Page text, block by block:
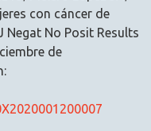
con cáncer de
No Posit Results
de